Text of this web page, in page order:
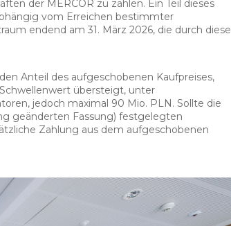
der MERCOR zu zahlen. Ein Teil dieses
vom Erreichen bestimmter
endend am 31. März 2026, die durch diese
Anteil des aufgeschobenen Kaufpreises,
übersteigt, unter
jedoch maximal 90 Mio. PLN. Sollte die
geänderten Fassung) festgelegten
Zahlung aus dem aufgeschobenen